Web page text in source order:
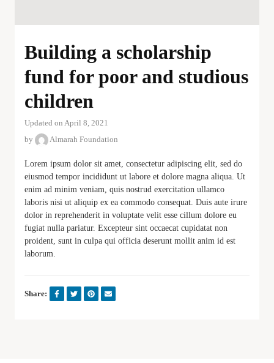
Building a scholarship
fund for poor and studious
children
Updated on April 8, 2021
by
Almarah Foundation
Lorem ipsum dolor sit amet, consectetur adipiscing elit, sed do
eiusmod tempor incididunt ut labore et dolore magna aliqua. Ut
enim ad minim veniam, quis nostrud exercitation ullamco
laboris nisi ut aliquip ex ea commodo consequat. Duis aute irure
dolor in reprehenderit in voluptate velit esse cillum dolore eu
fugiat nulla pariatur. Excepteur sint occaecat cupidatat non
proident, sunt in culpa qui officia deserunt mollit anim id est
laborum.
Share: